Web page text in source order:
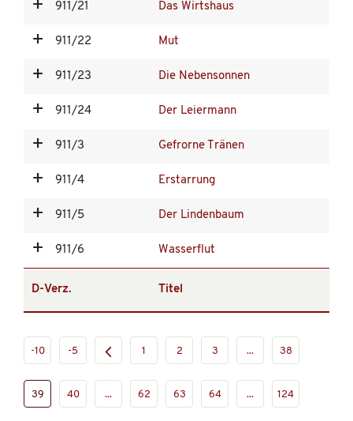
911/21 Das Wirtshaus
911/22 Mut
911/23 Die Nebensonnen
911/24 Der Leiermann
911/3 Gefrorne Tränen
911/4 Erstarrung
911/5 Der Lindenbaum
911/6 Wasserflut
D-Verz. Titel
-10 -5 1 2 3 ... 38
39 40 ... 62 63 64 ... 124